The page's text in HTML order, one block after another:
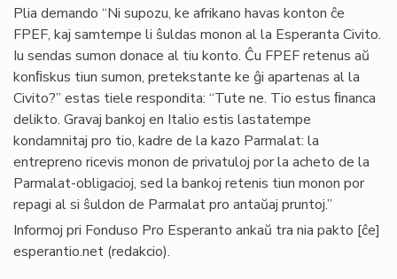
Plia demando “Ni supozu, ke afrikano havas konton ĉe
FPEF, kaj samtempe li ŝuldas monon al la Esperanta Civito.
Iu sendas sumon donace al tiu konto. Ĉu FPEF retenus aŭ
konﬁskus tiun sumon, pretekstante ke ĝi apartenas al la
Civito?” estas tiele respondita: “Tute ne. Tio estus ﬁnanca
delikto. Gravaj bankoj en Italio estis lastatempe
kondamnitaj pro tio, kadre de la kazo Parmalat: la
entrepreno ricevis monon de privatuloj por la acheto de la
Parmalat-obligacioj, sed la bankoj retenis tiun monon por
repagi al si ŝuldon de Parmalat pro antaŭaj pruntoj.”
Informoj pri Fonduso Pro Esperanto ankaŭ tra nia pakto [ĉe]
esperantio.net (redakcio).